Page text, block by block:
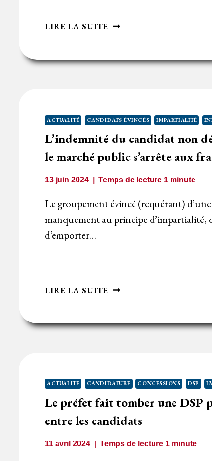
LIRE LA SUITE IMPARTIALITÉ
PUBLIC
CŒUR
DE
L’APPRÉCIATION
ACTUALITÉ CANDIDATS ÉVINCÉS IMPARTIALITÉ
L’indemnité du candidat non
le marché public s’arrête aux
13 juin 2024 Temps de lecture 1 minute
Le groupement évincé (requérant)
manquement au principe d’impartialité,
d’emporter…
LIRE LA SUITE L’INDEMNITÉ
NON
CHANCE
D’EMPORTER
LE
MARCHÉ
PUBLIC
S’ARRÊTE
ACTUALITÉ CANDIDATURE CONCESSIONS DSP
Le préfet fait tomber une DSP
entre les candidats
11 avril 2024 Temps de lecture 1 minute